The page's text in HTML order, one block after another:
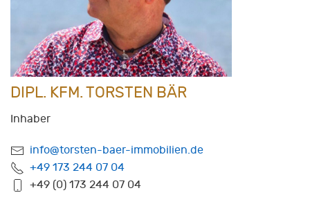
DIPL. KFM. TORSTEN BÄR
Inhaber
info@torsten-baer-immobilien.de
+49 173 244 07 04
+49 (0) 173 244 07 04